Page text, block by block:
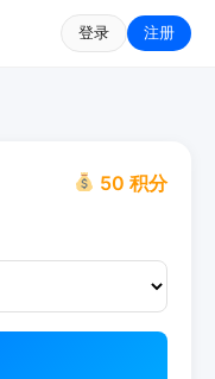
登录 注册
50 积分